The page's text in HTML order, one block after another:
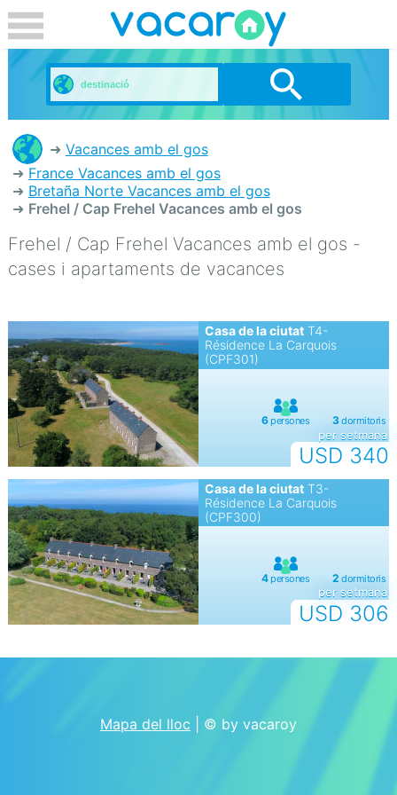
Vacances amb el gos
France Vacances amb el gos
Bretaña Norte Vacances amb el gos
Frehel / Cap Frehel Vacances amb el gos
Frehel / Cap Frehel Vacances amb el gos -
cases i apartaments de vacances
Casa de la ciutatT4-
Résidence La Carquois
(CPF301)
USD 340
per setmana
Casa de la ciutatT3-
Résidence La Carquois
(CPF300)
USD 306
per setmana
Mapa del lloc | © by vacaroy